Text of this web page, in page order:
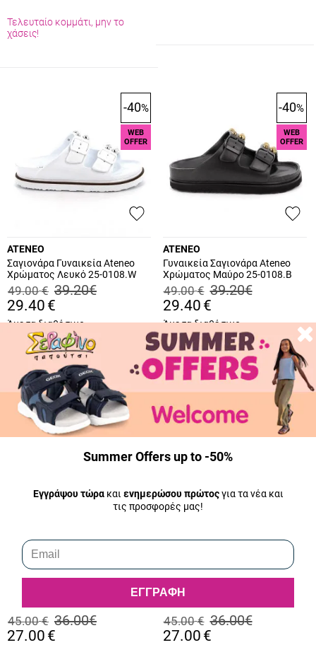
Τελευταίο κομμάτι, μην το
χάσεις!
-40%
WEB
OFFER
ATENEO
Σαγιονάρα Γυναικεία Ateneo
Χρώματος Λευκό 25-0108.W
49.00 € 39.20€
29.40 €
Άμεσα διαθέσιμο
-40%
WEB
OFFER
ATENEO
Γυναικεία Σαγιονάρα Ateneo
Χρώματος Μαύρο 25-0108.B
49.00 € 39.20€
29.40 €
Άμεσα διαθέσιμο
Τελευταίο κομμάτι, μην το
χάσεις!
-40%
WEB
ATENEO
45.00 € 36.00€
27.00 €
-40%
ATENEO
Γυναικεία Σαγιονάρα Ateneo
45.00 € 36.00€
27.00 €
Summer Offers up to -50%
Εγγράψου τώρακαι ενημερώσου πρώτοςγια τα νέα και
τις προσφορές μας!
ΕΓΓΡΑΦΗ